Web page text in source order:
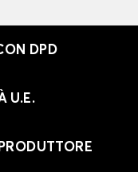
DPD
U.E.